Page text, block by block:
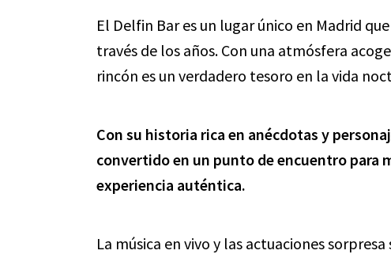
El Delfin Bar es un lugar único en Madrid
través de los años. Con una atmósfera
rincón es un verdadero tesoro en la vida
Con su historia rica en anécdotas y
convertido en un punto de encuentro para
experiencia auténtica.
La música en vivo y las actuaciones